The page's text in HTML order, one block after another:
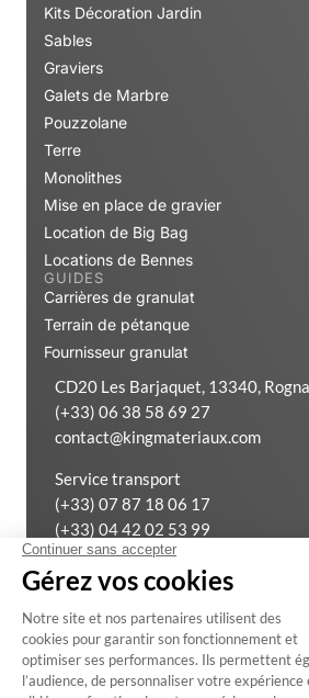
Kits Décoration Jardin
Sables
Graviers
Galets de Marbre
Pouzzolane
Terre
Monolithes
Mise en place de gravier
Location de Big Bag
Locations de Bennes
GUIDES
Carrières de granulat
Terrain de pétanque
Fournisseur granulat
CD20 Les Barjaquet, 13340,
(+33) 06 38 58 69 27
contact@kingmateriaux.com
Service transport
(+33) 07 87 18 06 17
(+33) 04 42 02 53 99
Exercer mon droit